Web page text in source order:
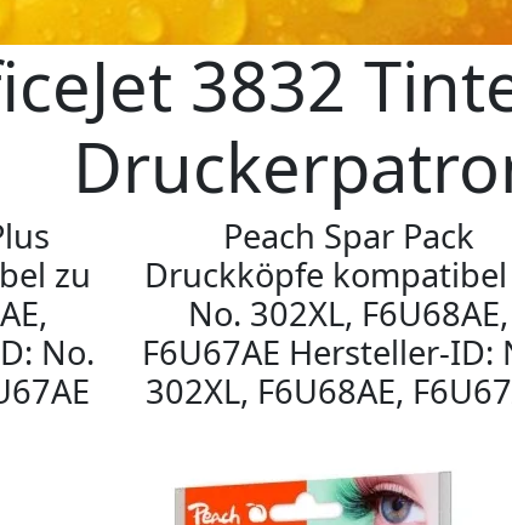
3832
zu
No.
Peach Spar Pack
Druckköpfe kompatibel
No. 302XL, F6U68AE,
F6U67AE Hersteller-ID:
302XL, F6U68AE,